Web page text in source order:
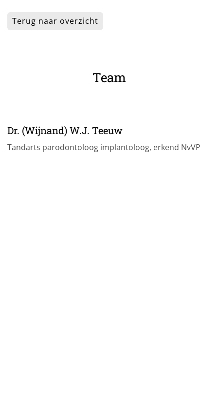
Terug naar overzicht
Team
Dr. (Wijnand) W.J. Teeuw
Tandarts parodontoloog implantoloog, erkend NvVP